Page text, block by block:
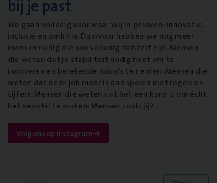
bij je past
We gaan volledig voor waar wij in geloven: innovatie,
inclusie en ambitie. Daarvoor hebben we nog meer
mensen nodig die ook volledig zichzelf zijn. Mensen
die weten dat je stabiliteit nodig hebt om te
innoveren en berekende risico’s te nemen. Mensen die
weten dat deze job meer is dan spelen met regels en
cijfers. Mensen die weten dat het een kans is om écht
het verschil te maken. Mensen zoals jij?
Volg ons op instagram